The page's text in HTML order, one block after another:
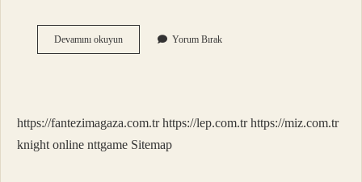
Devamını okuyunVan
Başkalede
Yorum Bırak
https://fantezimagaza.com.tr https://lep.com.tr https://miz.com.tr
knight online nttgame Sitemap